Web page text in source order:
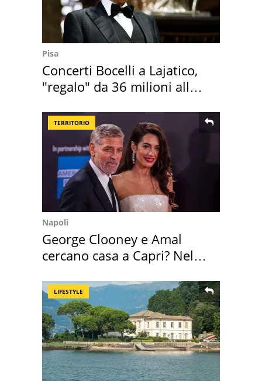
Pisa
Concerti Bocelli a Lajatico,
"regalo" da 36 milioni alla
TERRITORIO
Napoli
George Clooney e Amal
cercano casa a Capri? Nel
LIFESTYLE